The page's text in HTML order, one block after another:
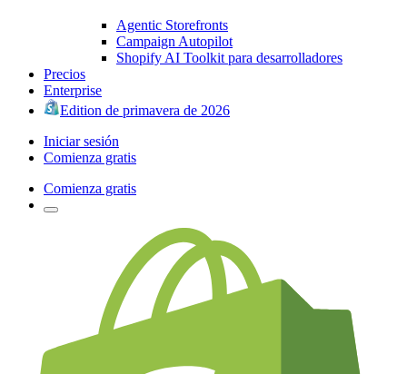
Agentic Storefronts
Campaign Autopilot
Shopify AI Toolkit para desarrolladores
Precios
Enterprise
Edition de primavera de 2026
Iniciar sesión
Comienza gratis
Comienza gratis